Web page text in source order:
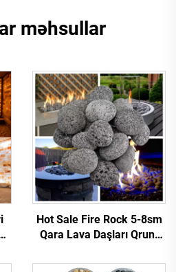
məhsullar
Hot Sale Fire Rock 5-8sm
Qara Lava Daşları Qrunt
Şüşəsi Xarici Od Çuxuru